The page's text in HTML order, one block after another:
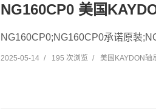
NG160CP0 美国
NG160CP0;NG160CP0承诺原装
2025-05-14 / 195 次浏览 / 美国KAYDON轴